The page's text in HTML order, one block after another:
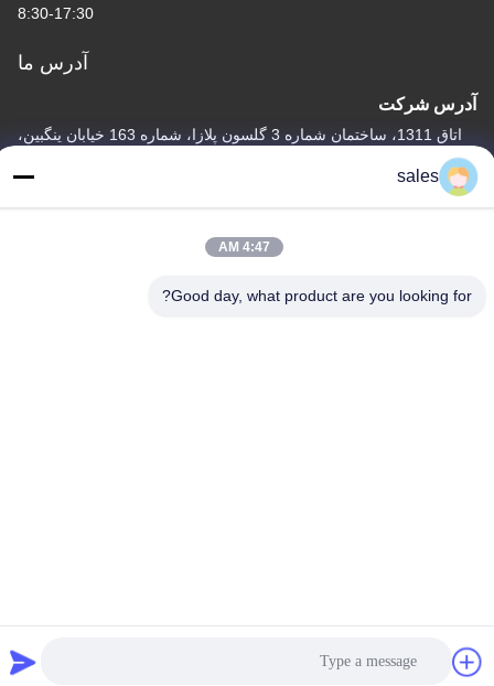
8:30-17:30
آدرس ما
آدرس شرکت
اتاق 1311، ساختمان شماره 3 گلسون پلازا، شماره 163 خیابان ینگبین،
آدرس کارخانه
GuangZhou، 510460، چین
تلفن
sales
4:47 AM
Good day, what product are you looking for?